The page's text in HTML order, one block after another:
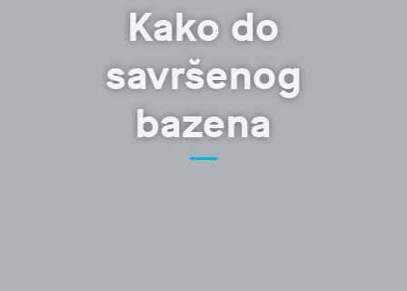
Kako do
savršenog
bazena